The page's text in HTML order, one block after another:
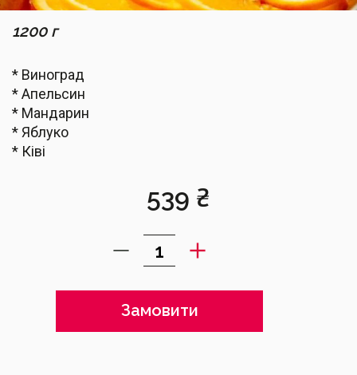
1200 г
* Виноград
* Апельсин
* Мандарин
* Яблуко
* Ківі
539 ₴
Замовити